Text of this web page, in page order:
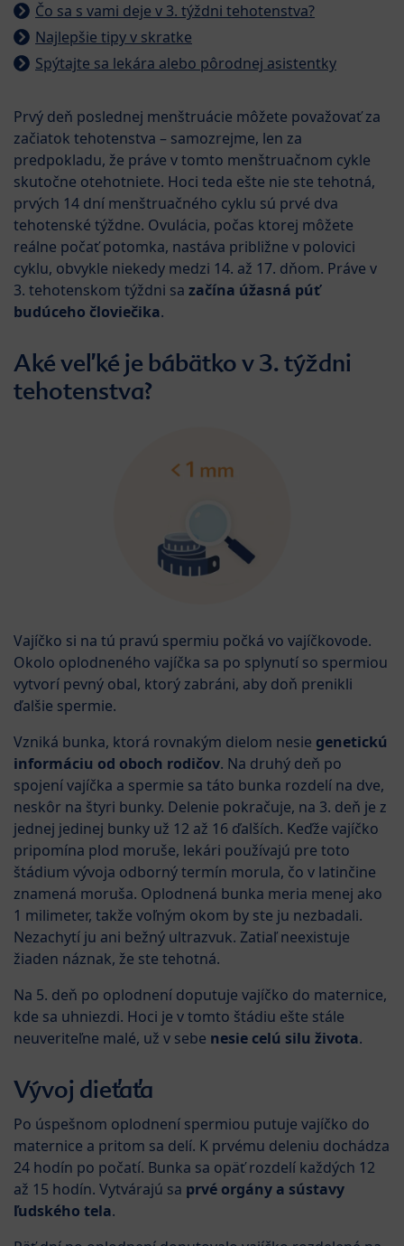
Čo sa s vami deje v 3. týždni tehotenstva?
Najlepšie tipy v skratke
Spýtajte sa lekára alebo pôrodnej asistentky
Prvý deň poslednej menštruácie môžete považovať za
začiatok tehotenstva – samozrejme, len za
predpokladu, že práve v tomto menštruačnom cykle
skutočne otehotniete. Hoci teda ešte nie ste tehotná,
prvých 14 dní menštruačného cyklu sú prvé dva
tehotenské týždne. Ovulácia, počas ktorej môžete
reálne počať potomka, nastáva približne v polovici
cyklu, obvykle niekedy medzi 14. až 17. dňom. Práve v
3. tehotenskom týždni sa začína úžasná púť
budúceho človiečika.
Aké veľké je bábätko v 3. týždni
tehotenstva?
Vajíčko si na tú pravú spermiu počká vo vajíčkovode.
Okolo oplodneného vajíčka sa po splynutí so spermiou
vytvorí pevný obal, ktorý zabráni, aby doň prenikli
ďalšie spermie.
Vzniká bunka, ktorá rovnakým dielom nesie genetickú
informáciu od oboch rodičov. Na druhý deň po
spojení vajíčka a spermie sa táto bunka rozdelí na dve,
neskôr na štyri bunky. Delenie pokračuje, na 3. deň je z
jednej jedinej bunky už 12 až 16 ďalších. Keďže vajíčko
pripomína plod moruše, lekári používajú pre toto
štádium vývoja odborný termín morula, čo v latinčine
znamená moruša. Oplodnená bunka meria menej ako
1 milimeter, takže voľným okom by ste ju nezbadali.
Nezachytí ju ani bežný ultrazvuk. Zatiaľ neexistuje
žiaden náznak, že ste tehotná.
Na 5. deň po oplodnení doputuje vajíčko do maternice,
kde sa uhniezdi. Hoci je v tomto štádiu ešte stále
neuveriteľne malé, už v sebe nesie celú silu života.
Vývoj dieťaťa
Po úspešnom oplodnení spermiou putuje vajíčko do
maternice a pritom sa delí. K prvému deleniu dochádza
24 hodín po počatí. Bunka sa opäť rozdelí každých 12
až 15 hodín. Vytvárajú sa prvé orgány a sústavy
ľudského tela.